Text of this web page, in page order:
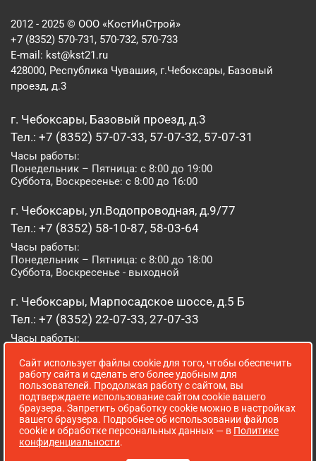
2012 - 2025 © ООО «КостИнСтрой»
+7 (8352) 570-731, 570-732, 570-733
E-mail: kst@kst21.ru
428000, Республика Чувашия, г.Чебоксары, Базовый
проезд, д.3
г. Чебоксары, Базовый проезд, д.3
Тел.: +7 (8352) 57-07-33, 57-07-32, 57-07-31
Часы работы:
Понедельник – Пятница: с 8:00 до 19:00
Суббота, Воскресенье: с 8:00 до 16:00
г. Чебоксары, ул.Водопроводная, д.9/77
Тел.: +7 (8352) 58-10-87, 58-03-64
Часы работы:
Понедельник – Пятница: с 8:00 до 18:00
Суббота, Воскресенье - выходной
г. Чебоксары, Марпосадское шоссе, д.5 Б
Тел.: +7 (8352) 22-07-33, 27-07-33
Часы работы:
Суббота, Воскресенье: с 8:00 до 16:00
г. Йошкар-Ола, ул. Луначарского, д. 52 А
Тел.: (8362) 41-07-31
Часы работы:
Понедельник – Пятница: с 8:00 до 18:00
Сайт использует файлы cookie для того, чтобы обеспечить
работу сайта и сделать его более удобным для
пользователей. Продолжая работу с сайтом, вы
подтверждаете использование сайтом cookie вашего
браузера. Запретить обработку cookie можно в настройках
вашего браузера. Подробнее об использовании файлов
cookie и обработке персональных данных — в Политике
конфиденциальности.